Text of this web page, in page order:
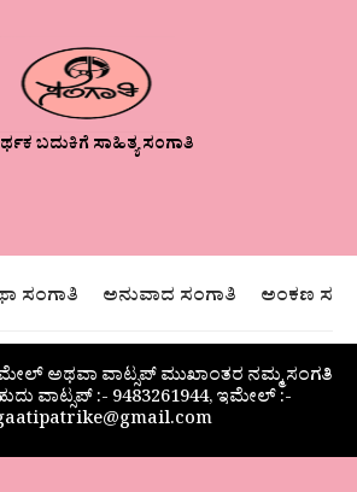
ಬದುಕಿಗೆ ಸಾಹಿತ್ಯ ಸಂಗಾತಿ
ಸಂಗಾತಿ ಅನುವಾದ ಸಂಗಾತಿ ಅಂಕಣ
ಮೇಲ್ ಅಥವಾ ವಾಟ್ಸಪ್ ಮುಖಾಂತರ ನಮ್ಮ ಸಂಗತಿ
ವಾಟ್ಸಪ್‌ :- 9483261944, ಇಮೇಲ್ :-